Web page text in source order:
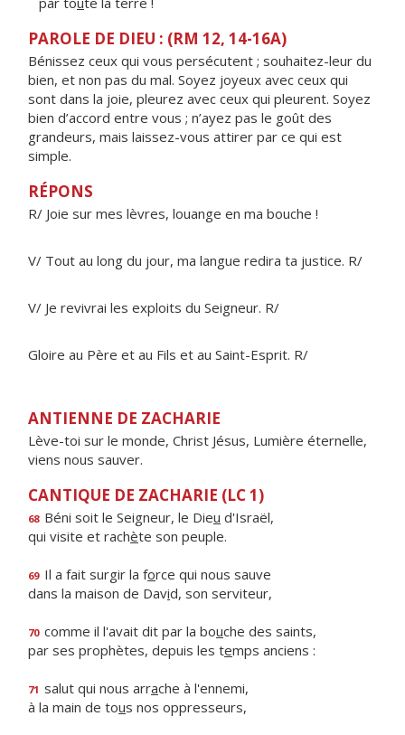
PAROLE DE DIEU : (RM 12, 14-16A)
Bénissez ceux qui vous persécutent ; souhaitez-leur du
bien, et non pas du mal. Soyez joyeux avec ceux qui
sont dans la joie, pleurez avec ceux qui pleurent. Soyez
bien d’accord entre vous ; n’ayez pas le goût des
grandeurs, mais laissez-vous attirer par ce qui est
simple.
RÉPONS
R/ Joie sur mes lèvres, louange en ma bouche !
V/ Tout au long du jour, ma langue redira ta justice. R/
V/ Je revivrai les exploits du Seigneur. R/
Gloire au Père et au Fils et au Saint-Esprit. R/
ANTIENNE DE ZACHARIE
Lève-toi sur le monde, Christ Jésus, Lumière éternelle,
viens nous sauver.
CANTIQUE DE ZACHARIE (LC 1)
68 Béni soit le Seigneur, le Dieu d'Israël,
qui visite et rachète son peuple.
69 Il a fait surgir la force qui nous sauve
dans la maison de David, son serviteur,
70 comme il l'avait dit par la bouche des saints,
par ses prophètes, depuis les temps anciens :
71 salut qui nous arrache à l'ennemi,
à la main de tous nos oppresseurs,